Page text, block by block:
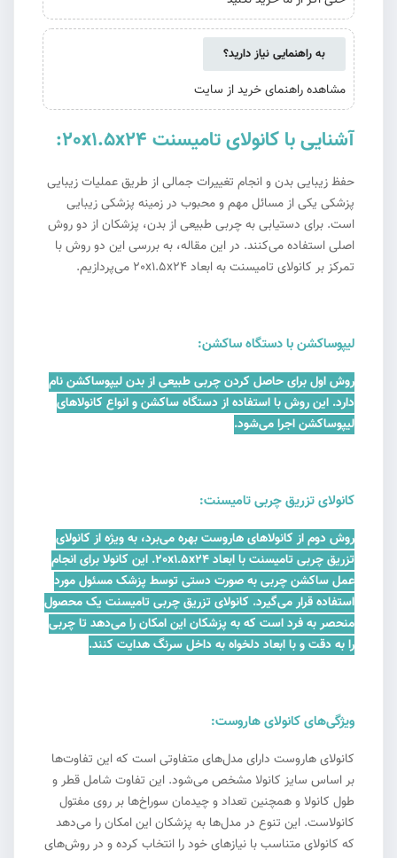
به راهنمایی نیاز دارید؟
مشاهده راهنمای خرید از سایت
آشنایی با کانولای تامیسنت 20x1.5x24:
حفظ زیبایی بدن و انجام تغییرات جمالی از طریق عملیات زیبایی
پزشکی یکی از مسائل مهم و محبوب در زمینه پزشکی زیبایی
است. برای دستیابی به چربی طبیعی از بدن، پزشکان از دو روش
اصلی استفاده می‌کنند. در این مقاله، به بررسی این دو روش با
تمرکز بر کانولای تامیسنت به ابعاد 20x1.5x24 می‌پردازیم.
لیپوساکشن با دستگاه ساکشن:
روش اول برای حاصل کردن چربی طبیعی از بدن لیپوساکشن نام
دارد. این روش با استفاده از دستگاه ساکشن و انواع کانولاهای
لیپوساکشن اجرا می‌شود.
کانولای تزریق چربی تامیسنت:
روش دوم از کانولاهای هاروست بهره می‌برد، به ویژه از کانولای
تزریق چربی تامیسنت با ابعاد 20x1.5x24. این کانولا برای انجام
عمل ساکشن چربی به صورت دستی توسط پزشک مسئول مورد
استفاده قرار می‌گیرد. کانولای تزریق چربی تامیسنت یک محصول
منحصر به فرد است که به پزشکان این امکان را می‌دهد تا چربی
را به دقت و با ابعاد دلخواه به داخل سرنگ هدایت کنند.
ویژگی‌های کانولای هاروست:
کانولای هاروست دارای مدل‌های متفاوتی است که این تفاوت‌ها
بر اساس سایز کانولا مشخص می‌شود. این تفاوت شامل قطر و
طول کانولا و همچنین تعداد و چیدمان سوراخ‌ها بر روی مفتول
کانولاست. این تنوع در مدل‌ها به پزشکان این امکان را می‌دهد
که کانولای متناسب با نیازهای خود را انتخاب کرده و در روش‌های